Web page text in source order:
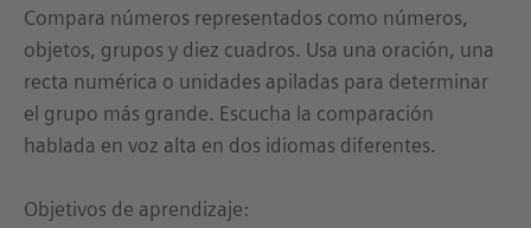
Compara números representados como números,
objetos, grupos y diez cuadros. Usa una oración, una
recta numérica o unidades apiladas para determinar
el grupo más grande. Escucha la comparación
hablada en voz alta en dos idiomas diferentes.
Objetivos de aprendizaje: